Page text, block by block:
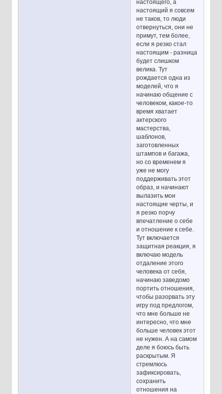
настоящего, а
настоящий я совсем
не таков, то люди
отвернуться, они не
примут, тем более,
если я резко стал
настоящим - разница
будет слишком
велика. Тут
рождается одна из
моделей, что я
начинаю общение с
человеком, какое-то
время хватает
актерского
мастерства,
шаблонов,
заготовленных
штампов и багажа,
но со временем я
уже не могу
поддерживать этот
образ, и начинают
вылазить мои
настоящие черты, и
я резко порчу
впечатление о себе
и отношение к себе.
Тут включается
защитная реакция, я
включаю модель
отдаление этого
человека от себя,
начинаю заведомо
портить отношения,
чтобы разорвать эту
игру под предлогом,
что мне больше не
интересно, что мне
больше человек этот
не нужен. А на самом
деле я боюсь быть
раскрытым. Я
стремлюсь
зафиксировать,
сохранить
отношения на